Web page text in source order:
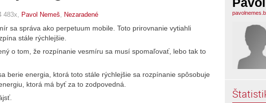
483x, Pavol Nemeš Nezaradené
sa správa ako perpetuum mobile. Toto prirovnanie vytiahli
stále rýchlejšie.
o tom, že rozpínanie vesmíru sa musí spomaľovať, lebo tak to
berie energia, ktorá toto stále rýchlejšie sa rozpínanie spôsobuje
ktorá má byť za to zodpovedná.